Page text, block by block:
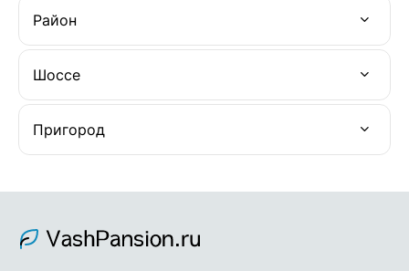
Район
Шоссе
Пригород